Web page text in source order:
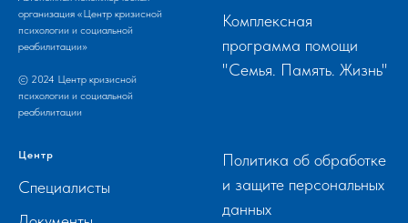
организация «Центр кризисной
психологии и социальной
реабилитации»
© 2024 Центр кризисной
психологии и социальной
реабилитации
Комплексная
программа помощи
"Семья. Память. Жизнь"
Центр
Специалисты
Политика об обработке
и защите персональных
данных